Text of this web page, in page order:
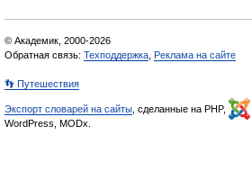
© Академик, 2000-2026
Обратная связь: Техподдержка Реклама на сайте
👣 Путешествия
Экспорт словарей на сайты , сделанные на PHP,
WordPress, MODx.